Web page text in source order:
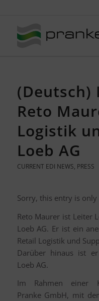
(Deutsch)
Reto
Logistik
Loeb AG
CURRENT EDI NEWS, PRESS
Sorry, this entry is
Reto Maurer ist Leiter
Loeb AG. Er ist ein
Retail Logistik und
Darüber hinaus ist
Loeb AG.
Im Rahmen einer
Pranke GmbH, mit